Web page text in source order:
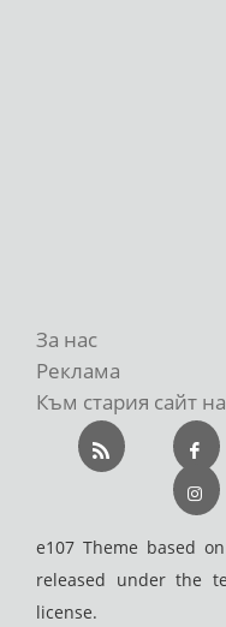
За нас
Реклама
Към стария сайт
e107 Theme based
released under the
license.